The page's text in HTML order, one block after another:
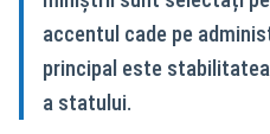
accentul cade pe
principal este
a statului.